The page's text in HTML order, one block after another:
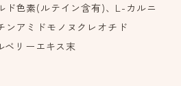
ド色素(ルテイン含有)、L-カルニ
ンアミドモノヌクレオチド
ベリーエキス末